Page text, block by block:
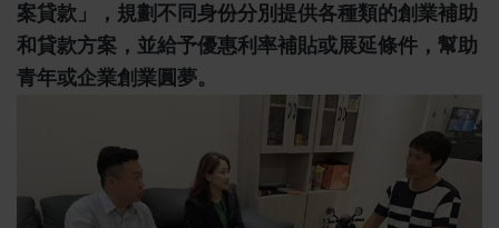
案貸款」，規劃不同身份分別提供各種類的創業補助
和貸款方案，並給予優惠利率補貼或展延條件，幫助
青年或企業創業圓夢。